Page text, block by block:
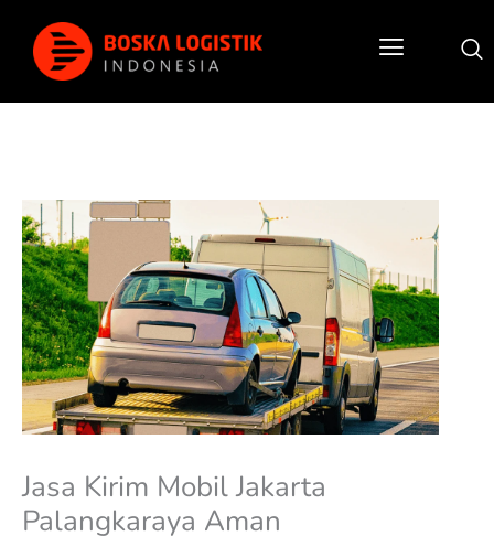
konten
Jasa Kirim Mobil Jakarta
Palangkaraya Aman
navigation